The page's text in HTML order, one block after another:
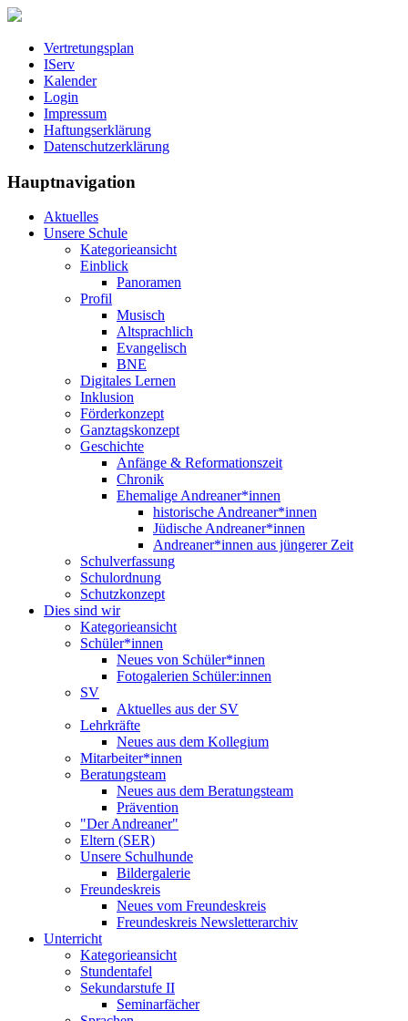
Vertretungsplan
IServ
Kalender
Login
Impressum
Haftungserklärung
Datenschutzerklärung
Hauptnavigation
Aktuelles
Unsere Schule
Kategorieansicht
Einblick
Panoramen
Profil
Musisch
Altsprachlich
Evangelisch
BNE
Digitales Lernen
Inklusion
Förderkonzept
Ganztagskonzept
Geschichte
Anfänge & Reformationszeit
Chronik
Ehemalige Andreaner*innen
historische Andreaner*innen
Jüdische Andreaner*innen
Andreaner*innen aus jüngerer Zeit
Schulverfassung
Schulordnung
Schutzkonzept
Dies sind wir
Kategorieansicht
Schüler*innen
Neues von Schüler*innen
Fotogalerien Schüler:innen
SV
Aktuelles aus der SV
Lehrkräfte
Neues aus dem Kollegium
Mitarbeiter*innen
Beratungsteam
Neues aus dem Beratungsteam
Prävention
"Der Andreaner"
Eltern (SER)
Unsere Schulhunde
Bildergalerie
Freundeskreis
Neues vom Freundeskreis
Freundeskreis Newsletterarchiv
Unterricht
Kategorieansicht
Stundentafel
Sekundarstufe II
Seminarfächer